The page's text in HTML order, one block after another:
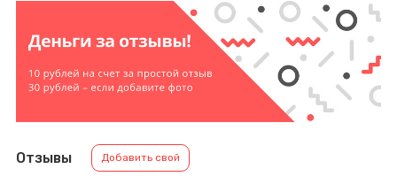
Отзывы Добавить свой